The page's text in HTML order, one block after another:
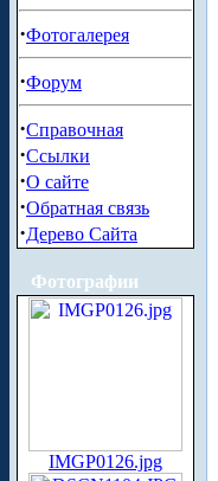
·Фотогалерея
·Форум
·Справочная
·Ссылки
·О сайте
·Обратная связь
·Дерево Сайта
Фотографии
IMGP0126.jpg